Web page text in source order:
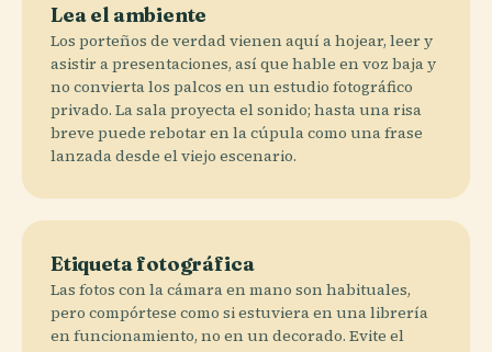
Lea el ambiente
Los porteños de verdad vienen aquí a hojear, leer y
asistir a presentaciones, así que hable en voz baja y
no convierta los palcos en un estudio fotográfico
privado. La sala proyecta el sonido; hasta una risa
breve puede rebotar en la cúpula como una frase
lanzada desde el viejo escenario.
Etiqueta fotográfica
Las fotos con la cámara en mano son habituales,
pero compórtese como si estuviera en una librería
en funcionamiento, no en un decorado. Evite el